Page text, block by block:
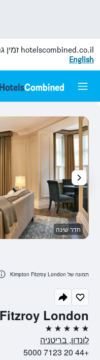
hotelscombined.co.il זמין
English
London
5 כוכבים
לונדון, בריטניה
+44 20 7123 5000
חדר שינה
תמונה של Kimpton Fitzroy London